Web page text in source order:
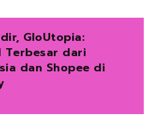
GloUtopia:
Terbesar dari
dan Shopee di